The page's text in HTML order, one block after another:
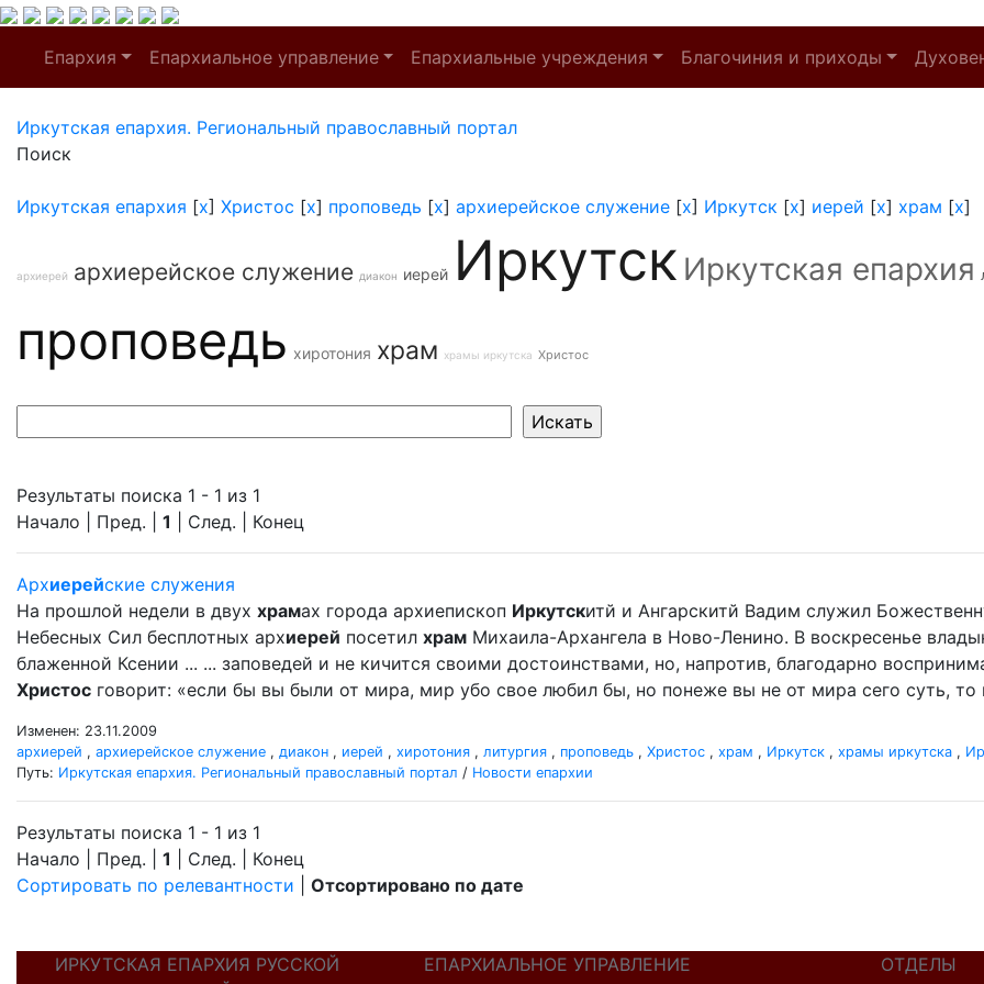
Епархия Епархиальное управление Епархиальные учреждения Благочиния и приходы
Иркутская епархия. Региональный православный портал
Поиск
Иркутская епархия [x] Христос [x] проповедь [x] архиерейское служение [x] Иркутск [x] иерей [x] храм [x]
архиерей архиерейское служение диакон иерей Иркутск Иркутская епархия
проповедь хиротония храм храмы иркутска Христос
Результаты поиска 1 - 1 из 1
Начало | Пред. | 1 | След. | Конец
Архиерейские служения
На прошлой недели в двух храмах города архиепископ Иркутскитй и Ангарскитй Вадим служил
Небесных Сил бесплотных архиерей посетил храм Михаила-Архангела в Ново-Ленино. В воскресенье
блаженной Ксении ... ... заповедей и не кичится своими достоинствами, но, напротив, благодарно
Христос говорит: «если бы вы были от мира, мир убо свое любил бы, но понеже вы не от мира сего суть, то
Изменен: 23.11.2009
архиерей , архиерейское служение , диакон , иерей , хиротония , литургия , проповедь , Христос , храм , Иркутск , храмы иркутска ,
Путь: Иркутская епархия. Региональный православный портал / Новости епархии
Результаты поиска 1 - 1 из 1
Начало | Пред. | 1 | След. | Конец
Сортировать по релевантности
Отсортировано по дате
ИРКУТСКАЯ ЕПАРХИЯ РУССКОЙ
ЕПАРХИАЛЬНОЕ УПРАВЛЕНИЕ ОТДЕЛЫ